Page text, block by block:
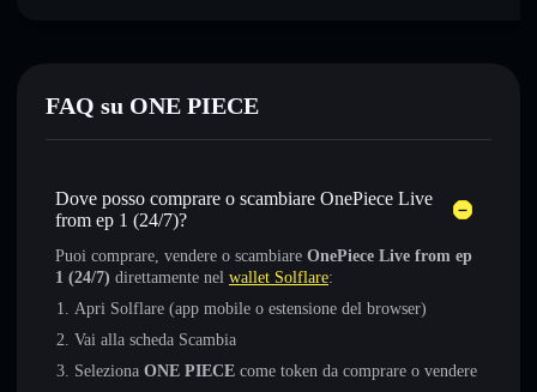
FAQ su ONE PIECE
Dove posso comprare o scambiare OnePiece Live
from ep 1 (24/7)?
Puoi comprare, vendere o scambiare OnePiece Live from ep
1 (24/7) direttamente nel wallet Solflare:
Apri Solflare (app mobile o estensione del browser)
Vai alla scheda Scambia
Seleziona ONE PIECE come token da comprare o vendere